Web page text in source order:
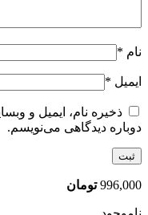
نام *
ایمیل *
ذخیره نام، ایمیل و
دوباره دیدگاهی می‌نویسم.
996,000 تومان